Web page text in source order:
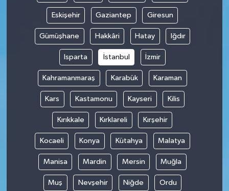
Eskişehir Gaziantep Giresun
Gümüşhane Hakkâri Hatay Iğdır
Isparta İstanbul İzmir
Kahramanmaraş Karabük Karaman
Kars Kastamonu Kayseri Kilis
Kırıkkale Kırklareli Kırşehir
Kocaeli Konya Kütahya Malatya
Manisa Mardin Mersin Muğla
Muş Nevşehir Niğde Ordu